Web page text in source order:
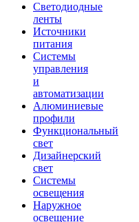
Светодиодные
ленты
Источники
питания
Системы
управления
и
автоматизации
Алюминиевые
профили
Функциональный
свет
Дизайнерский
свет
Системы
освещения
Наружное
освещение